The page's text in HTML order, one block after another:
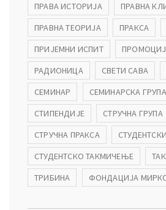
ПРАВА ИСТОРИЈА
ПРАВНА
ПРАВНА ТЕОРИЈА
ПРАКСА
ПРИЈЕМНИ ИСПИТ
РАДИОНИЦА
СВЕТИ САВА
СЕМИНАР
СЕМИНАРСКА ГРУПА
СТИПЕНДИЈЕ
СТРУЧНА ГРУПА
СТРУЧНА ПРАКСА
СТУДЕНТСКО ТАКМИЧЕЊЕ
ТРИБИНА
ФОНДАЦИЈА